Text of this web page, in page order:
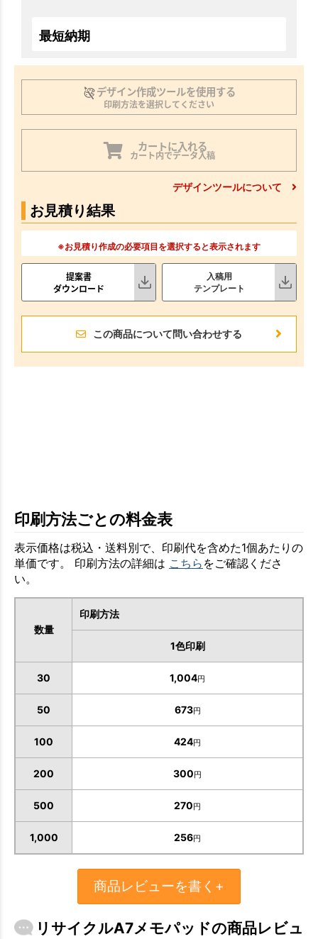
最短納期
デザイン作成ツールを使用する
印刷方法を選択してください
カートに入れる
カート内でデータ入稿
デザインツールについて
お見積り結果
※お見積り作成の必要項目を選択すると表示されます
提案書
ダウンロード
入稿用
テンプレート
この商品について問い合わせする
印刷方法ごとの料金表
表示価格は税込・送料別で、印刷代を含めた1個あたりの
単価です。 印刷方法の詳細は こちら をご確認くださ
い。
数量
印刷方法
1色印刷
30 1,004円
50 673円
100 424円
200 300円
500 270円
1,000 256円
商品レビューを書く+
リサイクルA7メモパッドの商品レビュ